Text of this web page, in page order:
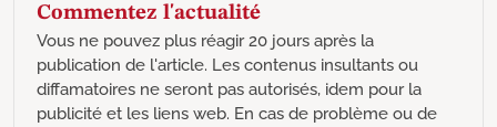
Commentez l'actualité
Vous ne pouvez plus réagir 20 jours après la
publication de l'article. Les contenus insultants ou
diffamatoires ne seront pas autorisés, idem pour la
publicité et les liens web. En cas de problème ou de